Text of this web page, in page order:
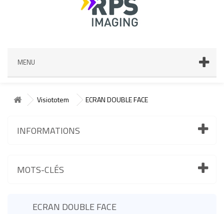
MENU
Visiototem ECRAN DOUBLE FACE
INFORMATIONS
MOTS-CLÉS
ECRAN DOUBLE FACE